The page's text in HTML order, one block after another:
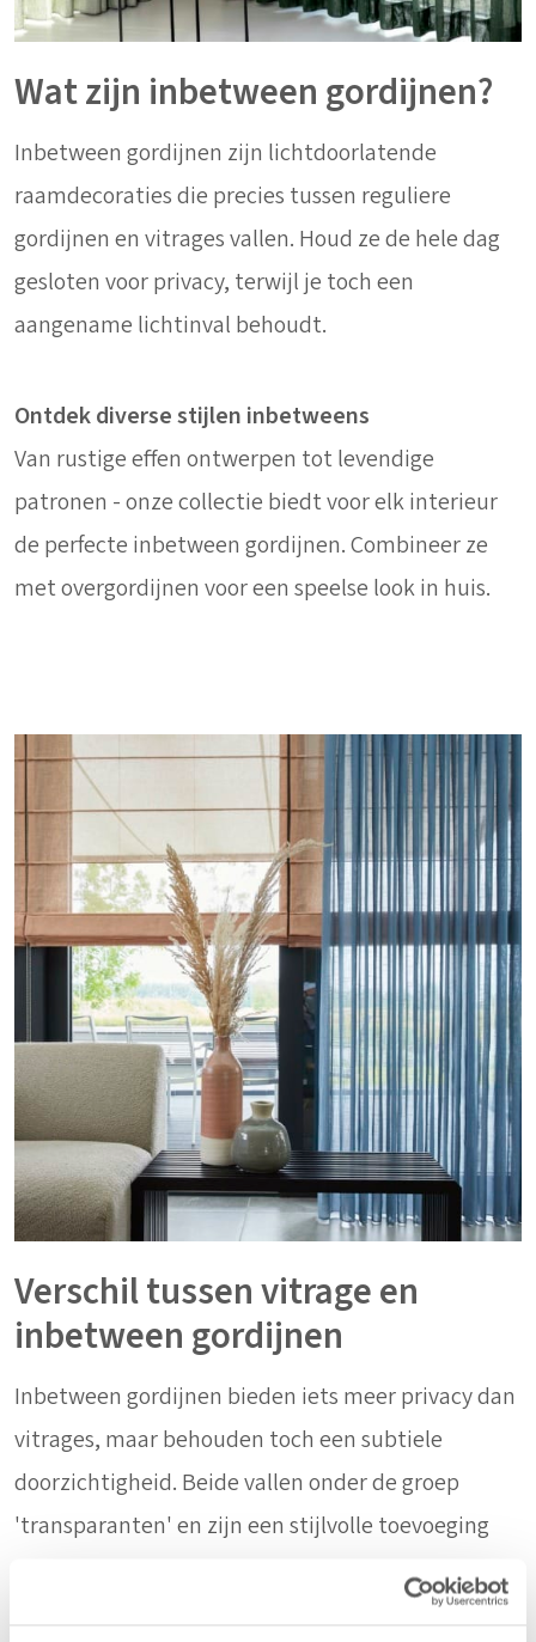
Wat zijn inbetween gordijnen?
Inbetween gordijnen zijn lichtdoorlatende
raamdecoraties die precies tussen reguliere
gordijnen en vitrages vallen. Houd ze de hele dag
gesloten voor privacy, terwijl je toch een
aangename lichtinval behoudt.
Ontdek diverse stijlen inbetweens
Van rustige effen ontwerpen tot levendige
patronen - onze collectie biedt voor elk interieur
de perfecte inbetween gordijnen. Combineer ze
met overgordijnen voor een speelse look in huis.
Verschil tussen vitrage en
inbetween gordijnen
Inbetween gordijnen bieden iets meer privacy dan
vitrages, maar behouden toch een subtiele
doorzichtigheid. Beide vallen onder de groep
'transparanten' en zijn een stijlvolle toevoeging